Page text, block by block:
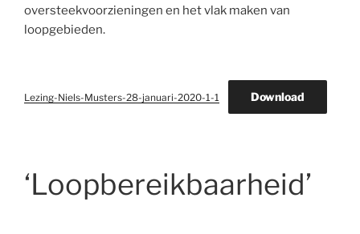
oversteekvoorzieningen en het vlak maken van
loopgebieden.
Lezing-Niels-Musters-28-januari-2020-1-1 Download
‘Loopbereikbaarheid’